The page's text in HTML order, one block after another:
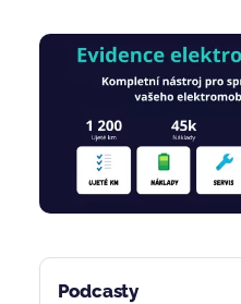
Obrázek
Podcasty